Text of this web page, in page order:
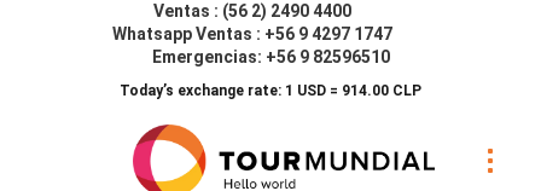
Ventas : (56 2) 2490 4400
Whatsapp Ventas : +56 9 4297 1747
Emergencias: +56 9 82596510
Today’s exchange rate: 1 USD = 914.00 CLP